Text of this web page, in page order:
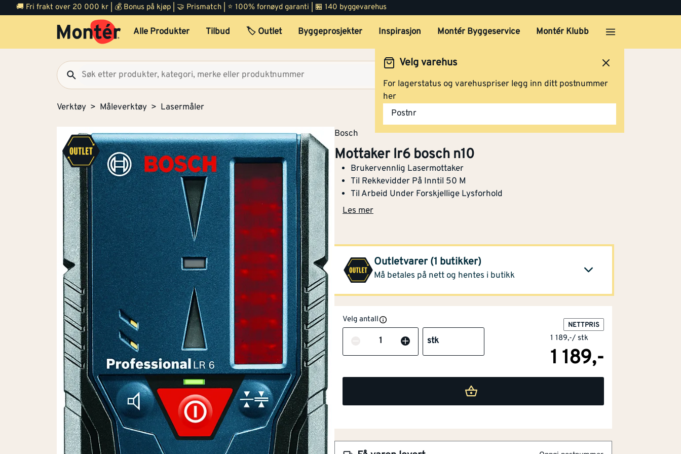
🚚 Fri frakt over 20 000 kr | 💰 Bonus på kjøp | 🤝 Prismatch | ⭐ 100% fornøyd garanti | 🏪 140 byggevarehus
Alle Produkter Tilbud 🏷️ Outlet Byggeprosjekter Inspirasjon Montér Byggeservice Montér Klubb
Velg varehus
For lagerstatus og varehuspriser legg inn ditt postnummer
her
Postnr
Verktøy Måleverktøy Lasermåler
Bosch
Mottaker lr6 bosch n10
Brukervennlig Lasermottaker
Til Rekkevidder På Inntil 50 M
Til Arbeid Under Forskjellige Lysforhold
Les mer
Outletvarer (1 butikker)
Må betales på nett og hentes i butikk
Montér Stormarked Haugesund
(1 stk)
Opprinnelig pris 1 189,-
Velg antall
Antall stk
NETTPRIS
1 189,-/ stk
1 189,-
Lengde (mm) [mm] 123
Vekt [kg] 0.12
Lengde på
[m]
Roterende
Nei